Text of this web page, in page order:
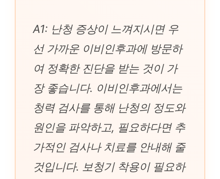
A1: 난청 증상이 느껴지시면 우
선 가까운 이비인후과에 방문하
여 정확한 진단을 받는 것이 가
장 좋습니다. 이비인후과에서는
청력 검사를 통해 난청의 정도와
원인을 파악하고, 필요하다면 추
가적인 검사나 치료를 안내해 줄
것입니다. 보청기 착용이 필요하